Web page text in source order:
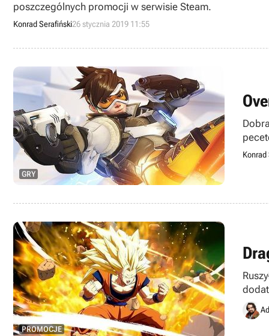
poszczególnych promocji w serwisie Steam.
Konrad Serafiński26 stycznia 2019 11:55
GRY
Konrad
PROMOCJE